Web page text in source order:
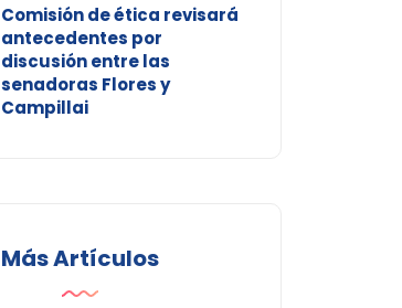
Comisión de ética revisará
antecedentes por
discusión entre las
senadoras Flores y
Campillai
Más Artículos